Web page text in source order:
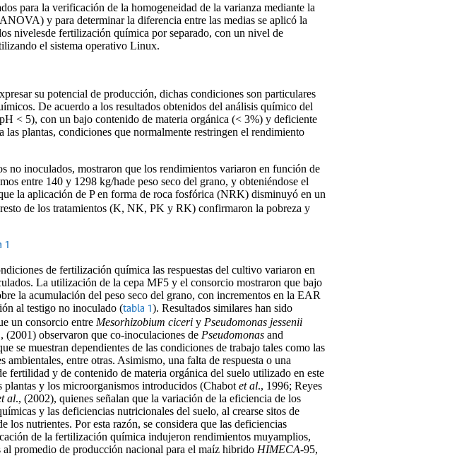
para la verificación de la homogeneidad de la varianza mediante la
y para determinar la diferencia entre las medias se aplicó la
nivelesde fertilización química por separado, con un nivel de
el sistema operativo Linux.
su potencial de producción, dichas condiciones son particulares
De acuerdo a los resultados obtenidos del análisis químico del
< 5), con un bajo contenido de materia orgánica (< 3%) y deficiente
plantas, condiciones que normalmente restringen el rendimiento
no inoculados, mostraron que los rendimientos variaron en función de
entre 140 y 1298 kg/hade peso seco del grano, y obteniéndose el
la aplicación de P en forma de roca fosfórica (NRK) disminuyó en un
de los tratamientos (K, NK, PK y RK) confirmaron la pobreza y
1
de fertilización química las respuestas del cultivo variaron en
La utilización de la cepa MF5 y el consorcio mostraron que bajo
la acumulación del peso seco del grano, con incrementos en la EAR
al testigo no inoculado (tabla 1). Resultados similares han sido
un consorcio entre Mesorhizobium ciceri y Pseudomonas jessenii
(2001) observaron que co-inoculaciones de Pseudomonas and
se muestran dependientes de las condiciones de trabajo tales como las
entre otras. Asimismo, una falta de respuesta o una
fertilidad y de contenido de materia orgánica del suelo utilizado en este
plantas y los microorganismos introducidos (Chabot et al., 1996; Reyes
al., (2002), quienes señalan que la variación de la eficiencia de los
y las deficiencias nutricionales del suelo, al crearse sitos de
nutrientes. Por esta razón, se considera que las deficiencias
de la fertilización química indujeron rendimientos muyamplios,
promedio de producción nacional para el maíz hibrido HIMECA-95,